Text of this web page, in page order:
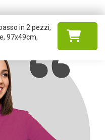
in 2 pezzi,
97x49cm,